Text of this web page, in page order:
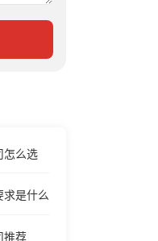
怎么选
求是什么
推荐